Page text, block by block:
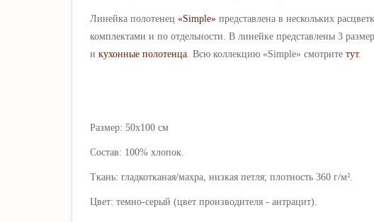
Линейка полотенец «Simple» представлена в нескольких
комплектами и по отдельности. В линейке представлены 3
и кухонные полотенца Всю коллекцию «Simple» смотрите тут.
Размер: 50х100 см
Состав: 100% хлопок.
Ткань: гладкотканая/махра, низкая петля; плотность 360 г/м².
Цвет: темно-серый (цвет производителя - антрацит).